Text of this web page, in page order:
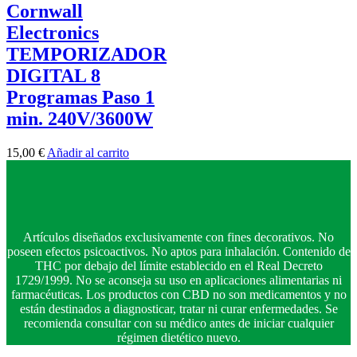
Cornwall
Electronics
TEMPORIZADOR
DIGITAL 8
Programas Paso 1
min. 240V/3600W
15,00 € Añadir al carrito
Artículos diseñados exclusivamente con fines decorativos. No
poseen efectos psicoactivos. No aptos para inhalación. Contenido de
THC por debajo del límite establecido en el Real Decreto
1729/1999. No se aconseja su uso en aplicaciones alimentarias ni
farmacéuticas. Los productos con CBD no son medicamentos y no
están destinados a diagnosticar, tratar ni curar enfermedades. Se
recomienda consultar con su médico antes de iniciar cualquier
régimen dietético nuevo.